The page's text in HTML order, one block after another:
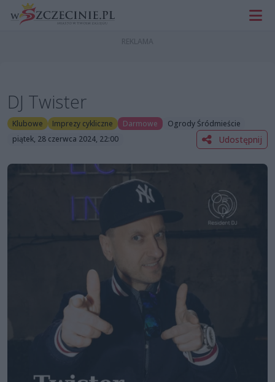
DJ Twister
Klubowe Imprezy cykliczne Darmowe
Ogrody Śródmieście
piątek, 28 czerwca 2024, 22:00
Udostępnij